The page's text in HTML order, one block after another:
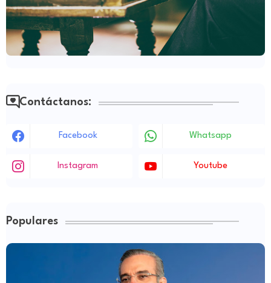
Contáctanos:
Facebook Whatsapp
Instagram Youtube
Populares